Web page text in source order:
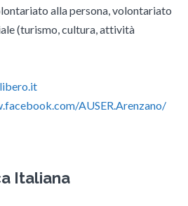
alla persona, volontariato
(turismo, cultura, attività
AUSER.Arenzano/
Italiana